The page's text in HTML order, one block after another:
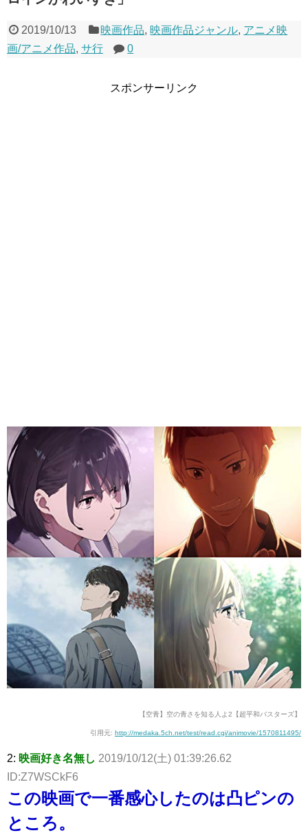
2019/10/13 映画作品, 映画作品ジャンル, アニメ映
画/アニメ作品, サ行 0
スポンサーリンク
【空青】空の青さを知る人よ2【超平和バスターズ】
引用元: http://medaka.5ch.net/test/read.cgi/animovie/1570811495/
2: 映画好き名無し 2019/10/12(土) 01:39:26.62
ID:Z7WSCkF6
この映画で一番感心したのは凸ピンの
ところ。